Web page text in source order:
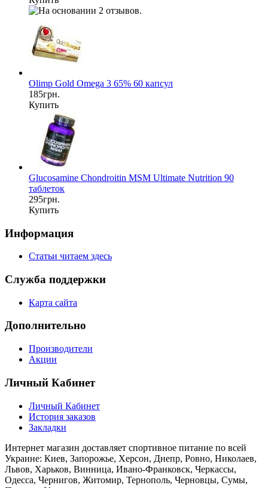
Olimp Gold Omega 3 65% 60 капсул
185грн.
Купить
Glucosamine Chondroitin MSM Ultimate Nutrition 90
таблеток
295грн.
Купить
Информация
Статьи читаем здесь
Служба поддержки
Карта сайта
Дополнительно
Производители
Акции
Личный Кабинет
Личный Кабинет
История заказов
Закладки
Интернет магазин доставляет спортивное питание по всей
Украине: Киев, Запорожье, Херсон, Днепр, Ровно, Николаев,
Львов, Харьков, Винница, Ивано-Франковск, Черкассы,
Одесса, Чернигов, Житомир, Тернополь, Черновцы, Сумы,